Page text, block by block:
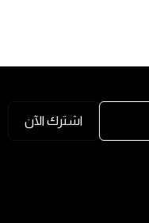
اشترك الآن